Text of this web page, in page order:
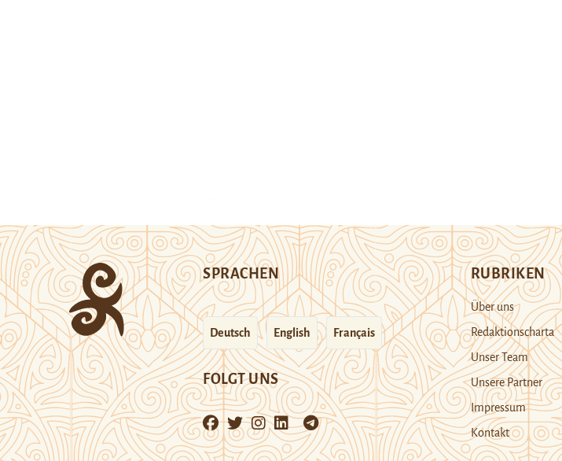
SPRACHEN
Deutsch English Français
FOLGT UNS
RUBRIKEN
Über uns
Redaktionscharta
Unser Team
Unsere Partner
Impressum
Kontakt